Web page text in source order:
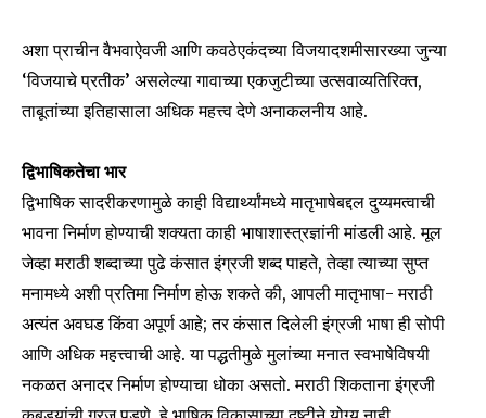
SUBSCRIBE
I've read and accept the
6,300
Fans
32,111
Followers
75
Followers
अशा प्राचीन वैभवाऐवजी आणि कवठेएकंदच्या विजयादशमीसारख्या जुन्या
‘विजयाचे प्रतीक’ असलेल्या गावाच्या एकजुटीच्या उत्सवाव्यतिरिक्त,
ताबूतांच्या इतिहासाला अधिक महत्त्व देणे अनाकलनीय आहे.
द्विभाषिकतेचा भार
द्विभाषिक सादरीकरणामुळे काही विद्यार्थ्यांमध्ये मातृभाषेबद्दल दुय्यमत्वाची
भावना निर्माण होण्याची शक्यता काही भाषाशास्त्रज्ञांनी मांडली आहे. मूल
जेव्हा मराठी शब्दाच्या पुढे कंसात इंग्रजी शब्द पाहते, तेव्हा त्याच्या सुप्त
मनामध्ये अशी प्रतिमा निर्माण होऊ शकते की, आपली मातृभाषा- मराठी
अत्यंत अवघड किंवा अपूर्ण आहे; तर कंसात दिलेली इंग्रजी भाषा ही सोपी
आणि अधिक महत्त्वाची आहे. या पद्धतीमुळे मुलांच्या मनात स्वभाषेविषयी
नकळत अनादर निर्माण होण्याचा धोका असतो. मराठी शिकताना इंग्रजी